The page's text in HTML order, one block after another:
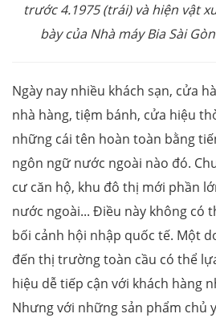
trước 4.1975 (trái) và hiện vật
bày của Nhà máy Bia Sài
Ngày nay nhiều khách sạn, cửa
nhà hàng, tiệm bánh, cửa hiệu
những cái tên hoàn toàn bằng
ngôn ngữ nước ngoài nào đó.
cư căn hộ, khu đô thị mới phần
nước ngoài... Điều này không có
bối cảnh hội nhập quốc tế. Một
đến thị trường toàn cầu có thể
hiệu dễ tiếp cận với khách hàng
Nhưng với những sản phẩm chủ